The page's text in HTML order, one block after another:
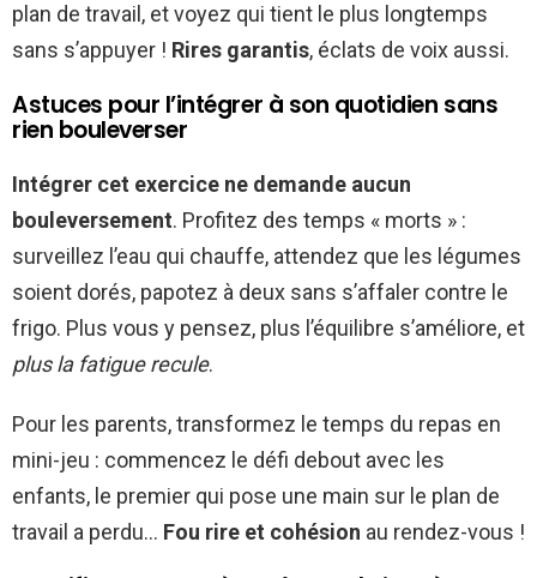
plan de travail, et voyez qui tient le plus longtemps
sans s’appuyer ! Rires garantis, éclats de voix aussi.
Astuces pour l’intégrer à son quotidien sans
rien bouleverser
Intégrer cet exercice ne demande aucun
bouleversement. Profitez des temps « morts » :
surveillez l’eau qui chauffe, attendez que les légumes
soient dorés, papotez à deux sans s’affaler contre le
frigo. Plus vous y pensez, plus l’équilibre s’améliore, et
plus la fatigue recule.
Pour les parents, transformez le temps du repas en
mini-jeu : commencez le défi debout avec les
enfants, le premier qui pose une main sur le plan de
travail a perdu… Fou rire et cohésion au rendez-vous !